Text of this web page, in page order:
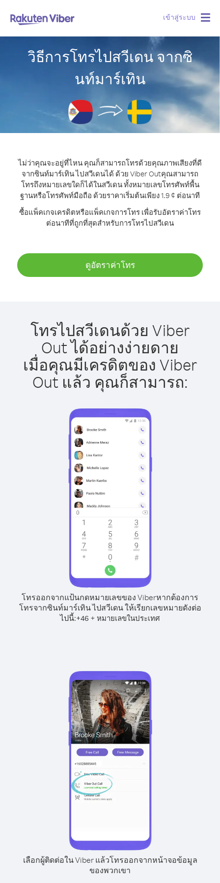
เข้าสู่ระบบ
วิธีการโทรไปสวีเดน จากซิ
นท์มาร์เทิน
ไม่ว่าคุณจะอยู่ที่ไหน คุณก็สามารถโทรด้วยคุณภาพเสียงที่ดี
จากซินท์มาร์เทิน ไปสวีเดนได้ ด้วย Viber Outคุณสามารถ
โทรถึงหมายเลขใดก็ได้ในสวีเดน ทั้งหมายเลขโทรศัพท์พื้น
ฐานหรือโทรศัพท์มือถือ ด้วยราคาเริ่มต้นเพียง 1.9 ¢ ต่อนาที
ซื้อแพ็คเกจเครดิตหรือแพ็คเกจการโทร เพื่อรับอัตราค่าโทร
ต่อนาทีที่ถูกที่สุดสำหรับการโทรไปสวีเดน
ดูอัตราค่าโทร
โทรไปสวีเดนด้วย Viber
Out ได้อย่างง่ายดาย
เมื่อคุณมีเครดิตของ Viber
Out แล้ว คุณก็สามารถ:
โทรออกจากแป้นกดหมายเลขของ Viberหากต้องการ
โทรจากซินท์มาร์เทิน ไปสวีเดน ให้เรียกเลขหมายดังต่อ
ไปนี้:+46 + หมายเลขในประเทศ
เลือกผู้ติดต่อใน Viber แล้วโทรออกจากหน้าจอข้อมูล
ของพวกเขา